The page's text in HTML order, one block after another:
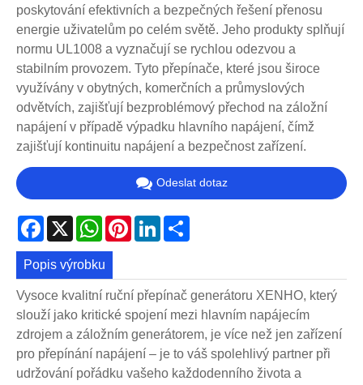
poskytování efektivních a bezpečných řešení přenosu
energie uživatelům po celém světě. Jeho produkty splňují
normu UL1008 a vyznačují se rychlou odezvou a
stabilním provozem. Tyto přepínače, které jsou široce
využívány v obytných, komerčních a průmyslových
odvětvích, zajišťují bezproblémový přechod na záložní
napájení v případě výpadku hlavního napájení, čímž
zajišťují kontinuitu napájení a bezpečnost zařízení.
Odeslat dotaz
Facebook
X WhatsApp
PinterestLinkedIn
Popis výrobku
Vysoce kvalitní ruční přepínač generátoru XENHO, který
slouží jako kritické spojení mezi hlavním napájecím
zdrojem a záložním generátorem, je více než jen zařízení
pro přepínání napájení – je to váš spolehlivý partner při
udržování pořádku vašeho každodenního života a